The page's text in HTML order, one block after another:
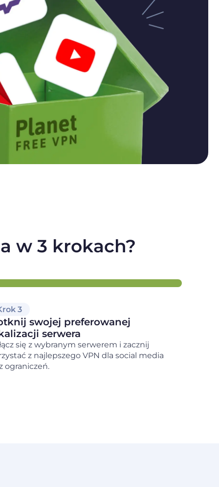
w 3 krokach?
3
swojej preferowanej
serwera
się z wybranym serwerem i zacznij
z najlepszego VPN dla social media
ograniczeń.